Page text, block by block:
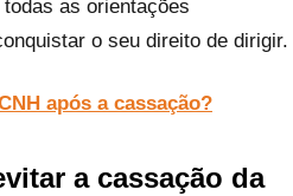
as orientações
o seu direito de dirigir.
após a cassação?
a cassação da